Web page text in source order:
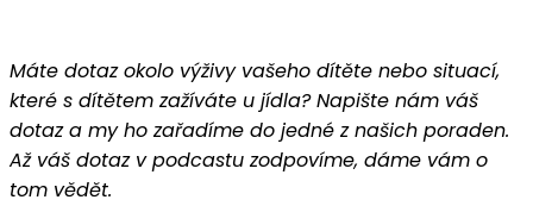
Máte dotaz okolo výživy vašeho dítěte nebo situací,
které s dítětem zažíváte u jídla? Napište nám váš
dotaz a my ho zařadíme do jedné z našich poraden.
Až váš dotaz v podcastu zodpovíme, dáme vám o
tom vědět.